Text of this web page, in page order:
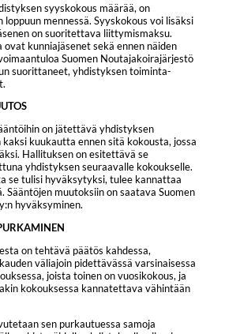
syyskokous määrää, on
mennessä. Syyskokous voi lisäksi
on suoritettava liittymismaksu.
ovat kunniajäsenet sekä ennen näiden
Suomen Noutajakoirajärjestö
suorittaneet, yhdistyksen toiminta-
on jätettävä yhdistyksen
kuukautta ennen sitä kokousta, jossa
Hallituksen on esitettävä se
yhdistyksen seuraavalle kokoukselle.
se tulisi hyväksytyksi, tulee kannattaa
Sääntöjen muutoksiin on saatava Suomen
hyväksyminen.
on tehtävä päätös kahdessa,
väliajoin pidettävässä varsinaisessa
joista toinen on vuosikokous, ja
kokouksessa kannatettava vähintään
sen purkautuessa samoja